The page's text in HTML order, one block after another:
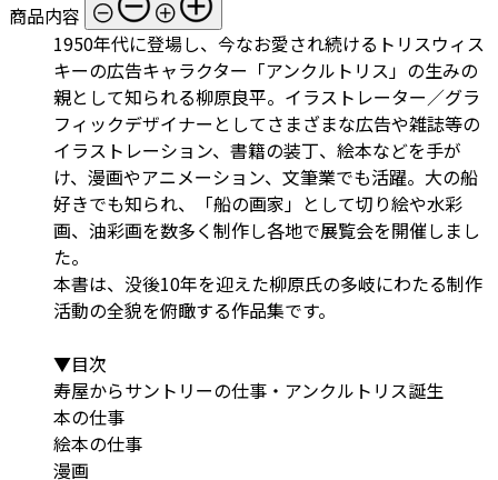
商品内容
1950年代に登場し、今なお愛され続けるトリスウィス
キーの広告キャラクター「アンクルトリス」の生みの
親として知られる柳原良平。イラストレーター／グラ
フィックデザイナーとしてさまざまな広告や雑誌等の
イラストレーション、書籍の装丁、絵本などを手が
け、漫画やアニメーション、文筆業でも活躍。大の船
好きでも知られ、「船の画家」として切り絵や水彩
画、油彩画を数多く制作し各地で展覧会を開催しまし
た。
本書は、没後10年を迎えた柳原氏の多岐にわたる制作
活動の全貌を俯瞰する作品集です。
▼目次
寿屋からサントリーの仕事・アンクルトリス誕生
本の仕事
絵本の仕事
漫画